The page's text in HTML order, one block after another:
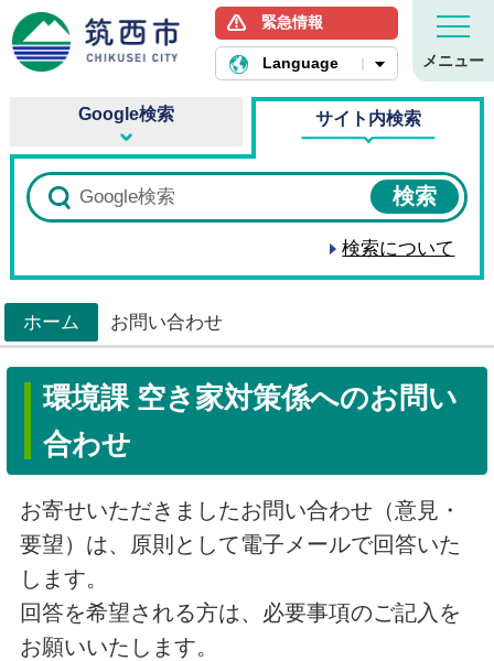
筑西市ホームページ
緊急情報
Language メニュー
Google検索 サイト内検索
検索について
ホーム
お問い合わせ
環境課 空き家対策係へのお問い
合わせ
お寄せいただきましたお問い合わせ（意見・
要望）は、原則として電子メールで回答いた
します。
回答を希望される方は、必要事項のご記入を
お願いいたします。